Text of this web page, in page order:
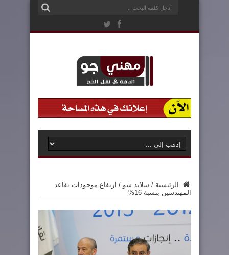
الرئيسية / سلايد شو / ارتفاع موجودات تقاعد
المهندسين بنسبة 16%